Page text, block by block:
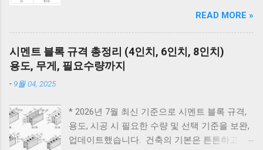
밸브가 열려 있는지, 2) 전원 플러그를 뽑았다가
5분 뒤 다시 꽂아보았는지(리셋), 3) 실내 온도
조절기의 설정이 올바른지 확인해보세요. 상세
코드는 아래에서 확인할 수 있습니다. E1부터 EF
까지 모든 대우보일러(알토엔대우) 에러코드의
드 E1~EF 원인과 해결법 (AS 전 자가점검, 수리
비) 🚨 잠깐! AS 부르기 전 이것만은 확인하세
요! 에러코드 E1 - 단수나 동파를 확인하세요.
READ MORE »
시멘트 블록 규격 총정리 (4인치, 6인치, 8인치)
용도, 무게, 필요수량까지
- 9월 04, 2025
* 2026년 7월 최신 기준으로 시멘트 블록 규격,
용도, 시공 시 필요한 수량 및 선택 기준을 보완,
업데이트했습니다. 건축의 기본은 튼튼하고 제